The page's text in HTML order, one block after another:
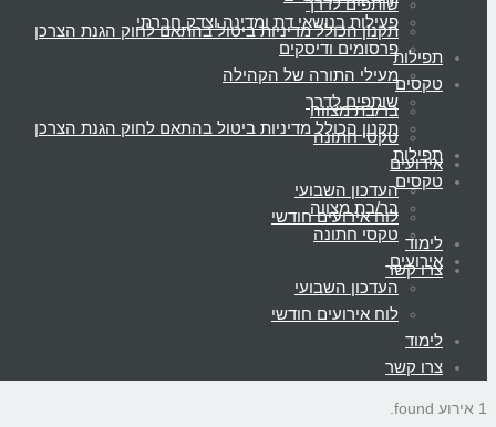
שותפים לדרך
תקנון הכולל מדיניות ביטול בהתאם לחוק הגנת הצרכן
תפילות
טקסים
בר/בת מצווה
טקסי חתונה
אירועים
העדכון השבועי
לוח אירועים חודשי
לימוד
צרו קשר
פעילות בנושאי דת ומדינה וצדק חברתי
פרסומים ודיסקים
מעילי התורה של הקהילה
שותפים לדרך
תקנון הכולל מדיניות ביטול בהתאם לחוק הגנת הצרכן
תפילות
טקסים
בר/בת מצווה
טקסי חתונה
אירועים
העדכון השבועי
לוח אירועים חודשי
לימוד
צרו קשר
1 אירוע found.